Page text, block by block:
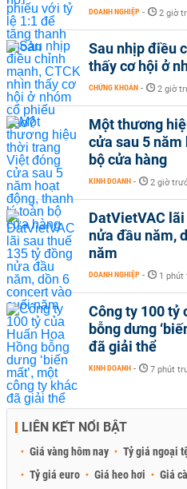
DOANH NGHIỆP - 2 giờ
Sau nhịp điều
thấy cơ hội ở
CHỨNG KHOÁN - 2 giờ
Một thương
cửa sau 5
bộ cửa hàng
KINH DOANH - 2 giờ
DatVietVAC
nửa đầu năm,
năm
DOANH NGHIỆP - 1 phút
Công ty 100 tỷ
bỗng dưng
đã giải thể
KINH DOANH - 7 phút
LIÊN KẾT NỔI BẬT
Giá vàng hôm nay Tỷ giá ngoại
Tỷ giá euro
Giá heo hơi Giá